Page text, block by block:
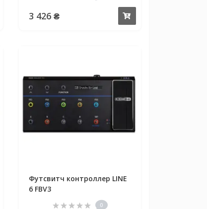
3 426 ₴
Футсвитч контроллер LINE
6 FBV3
0